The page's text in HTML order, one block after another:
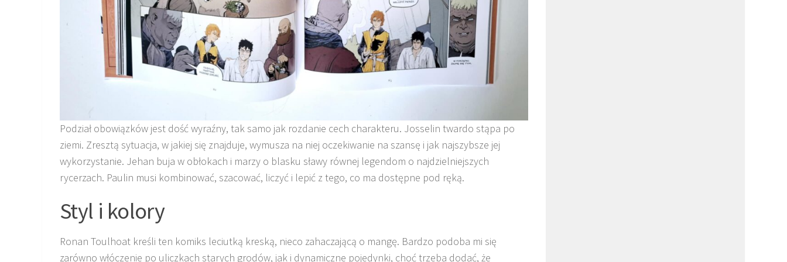
Podział obowiązków jest dość wyraźny, tak samo jak rozdanie cech charakteru. Josselin twardo stąpa po
ziemi. Zresztą sytuacja, w jakiej się znajduje, wymusza na niej oczekiwanie na szansę i jak najszybsze jej
wykorzystanie. Jehan buja w obłokach i marzy o blasku sławy równej legendom o najdzielniejszych
rycerzach. Paulin musi kombinować, szacować, liczyć i lepić z tego, co ma dostępne pod ręką.
Styl i kolory
Ronan Toulhoat kreśli ten komiks leciutką kreską, nieco zahaczającą o mangę. Bardzo podoba mi się
zarówno włóczenie po uliczkach starych grodów, jak i dynamiczne pojedynki, choć trzeba dodać, że